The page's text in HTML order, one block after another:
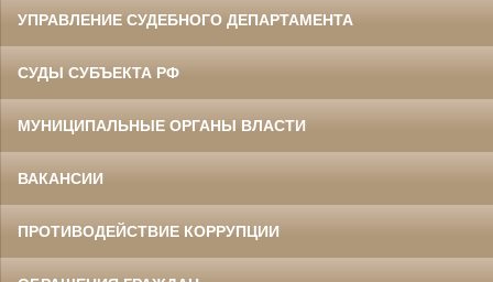
УПРАВЛЕНИЕ СУДЕБНОГО ДЕПАРТАМЕНТА
СУДЫ СУБЪЕКТА РФ
МУНИЦИПАЛЬНЫЕ ОРГАНЫ ВЛАСТИ
ВАКАНСИИ
ПРОТИВОДЕЙСТВИЕ КОРРУПЦИИ